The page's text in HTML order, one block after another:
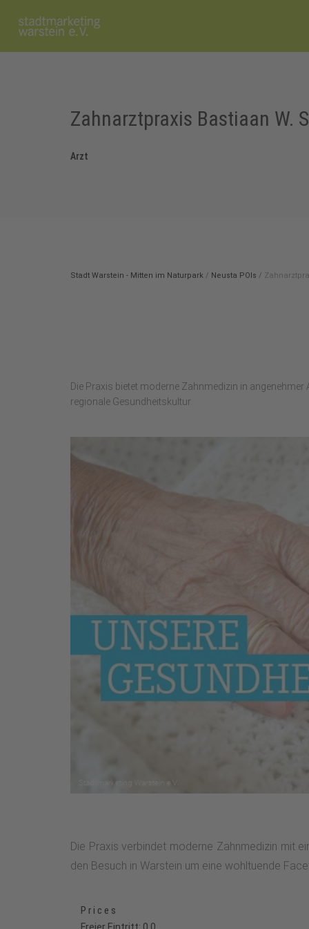
Zahnarztpraxis Bastiaan W.
Arzt
Stadt Warstein - Mitten im Naturpark / Neusta POIs /
Die Praxis bietet moderne Zahnmedizin in
regionale Gesundheitskultur.
Die Praxis verbindet moderne Zahnmedizin mit
den Besuch in Warstein um eine wohltuende
Prices
Freier Eintritt: 0,0